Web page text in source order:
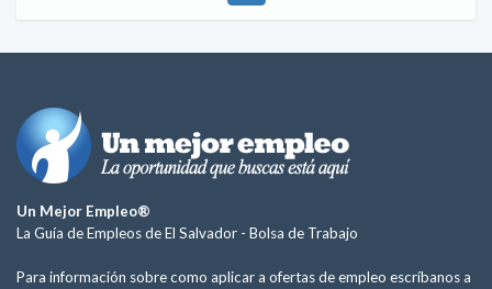
Un Mejor Empleo®
La Guía de Empleos de El Salvador - Bolsa de Trabajo
Para información sobre como aplicar a ofertas de empleo escríbanos a